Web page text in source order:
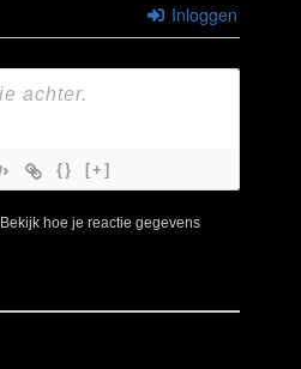
Inloggen
{} [+]
Bekijk hoe je reactie gegevens